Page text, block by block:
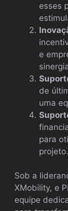
esses
e
de
uma
para
projeto.
Sob a
XMobility, e
equipe